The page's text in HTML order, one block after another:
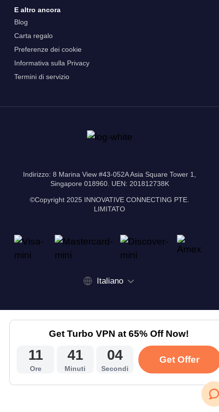
E altro ancora
Blog
Carta regalo
Preferenze dei cookie
Informativa sulla Privacy
Termini di servizio
Indirizzo: 8 Marina View #43-052A Asia Square Tower 1,
Singapore 018960. UEN: 201812738K
©Copyright 2025 INNOVATIVE CONNECTING PTE.
LIMITATO
Italiano
Get Turbo VPN at 65% Off Now!
11
Ore
41
Minuti
04
Secondi
Get Offer